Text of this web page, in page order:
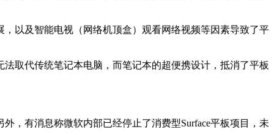
以及智能电视（网络机顶盒）观看网络视频等因素导致了平
取代传统笔记本电脑，而笔记本的超便携设计，抵消了平板
有消息称微软内部已经停止了消费型Surface平板项目，未